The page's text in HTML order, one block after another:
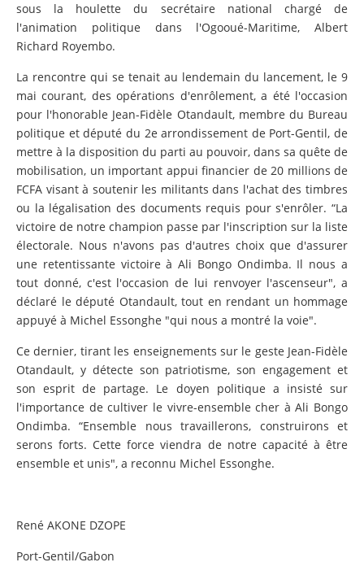
sous la houlette du secrétaire national chargé de
l'animation politique dans l'Ogooué-Maritime, Albert
Richard Royembo.
La rencontre qui se tenait au lendemain du lancement, le 9
mai courant, des opérations d'enrôlement, a été l'occasion
pour l'honorable Jean-Fidèle Otandault, membre du Bureau
politique et député du 2e arrondissement de Port-Gentil, de
mettre à la disposition du parti au pouvoir, dans sa quête de
mobilisation, un important appui financier de 20 millions de
FCFA visant à soutenir les militants dans l'achat des timbres
ou la légalisation des documents requis pour s'enrôler. “La
victoire de notre champion passe par l'inscription sur la liste
électorale. Nous n'avons pas d'autres choix que d'assurer
une retentissante victoire à Ali Bongo Ondimba. Il nous a
tout donné, c'est l'occasion de lui renvoyer l'ascenseur", a
déclaré le député Otandault, tout en rendant un hommage
appuyé à Michel Essonghe "qui nous a montré la voie".
Ce dernier, tirant les enseignements sur le geste Jean-Fidèle
Otandault, y détecte son patriotisme, son engagement et
son esprit de partage. Le doyen politique a insisté sur
l'importance de cultiver le vivre-ensemble cher à Ali Bongo
Ondimba. “Ensemble nous travaillerons, construirons et
serons forts. Cette force viendra de notre capacité à être
ensemble et unis", a reconnu Michel Essonghe.
René AKONE DZOPE
Port-Gentil/Gabon